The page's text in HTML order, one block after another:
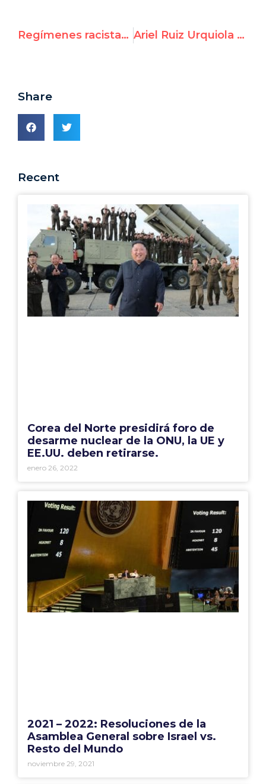
Regímenes racistas deberían abstenerse de participar de debate urgente del Consejo de Derechos Humanos Ariel Ruiz Urquiola expone al régimen cubano en la ONU, las dictaduras no logran silenciarlo
Share
Recent
Corea del Norte presidirá foro de
desarme nuclear de la ONU, la UE y
EE.UU. deben retirarse.
enero 26, 2022
2021 – 2022: Resoluciones de la
Asamblea General sobre Israel vs.
Resto del Mundo
noviembre 29, 2021